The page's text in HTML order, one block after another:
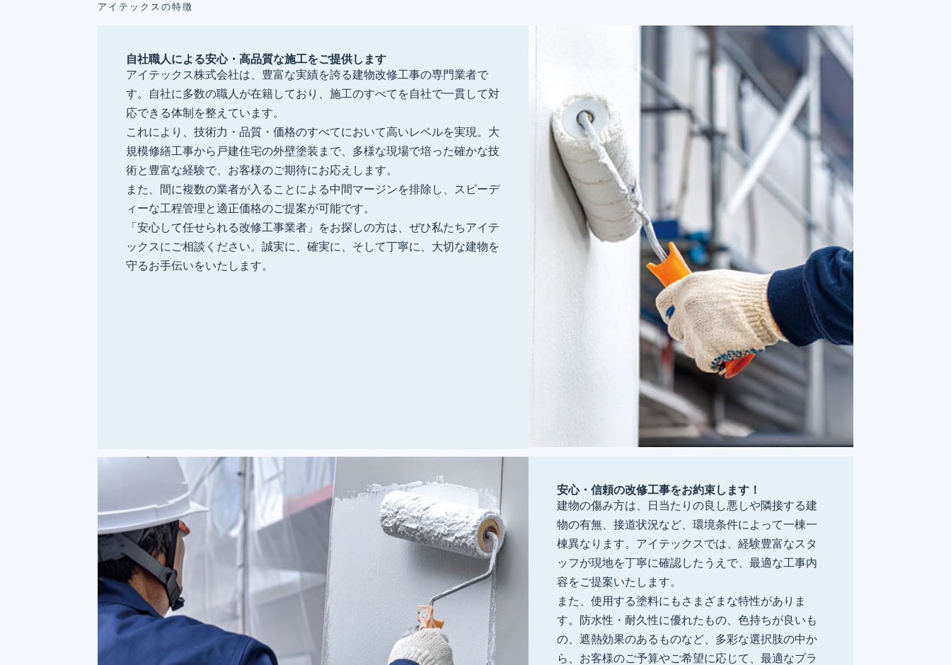
アイテックスの特徴
自社職人による安心・高品質な施工をご提供します
アイテックス株式会社は、豊富な実績を誇る建物改修工事の専門業者で
す。自社に多数の職人が在籍しており、施工のすべてを自社で一貫して対
応できる体制を整えています。
これにより、技術力・品質・価格のすべてにおいて高いレベルを実現。大
規模修繕工事から戸建住宅の外壁塗装まで、多様な現場で培った確かな技
術と豊富な経験で、お客様のご期待にお応えします。
また、間に複数の業者が入ることによる中間マージンを排除し、スピーデ
ィーな工程管理と適正価格のご提案が可能です。
「安心して任せられる改修工事業者」をお探しの方は、ぜひ私たちアイテ
ックスにご相談ください。誠実に、確実に、そして丁寧に、大切な建物を
守るお手伝いをいたします。
安心・信頼の改修工事をお約束します！
建物の傷み方は、日当たりの良し悪しや隣接する建
物の有無、接道状況など、環境条件によって一棟一
棟異なります。アイテックスでは、経験豊富なスタ
ッフが現地を丁寧に確認したうえで、最適な工事内
容をご提案いたします。
また、使用する塗料にもさまざまな特性がありま
す。防水性・耐久性に優れたもの、色持ちが良いも
の、遮熱効果のあるものなど、多彩な選択肢の中か
ら、お客様のご予算やご希望に応じて、最適なプラ